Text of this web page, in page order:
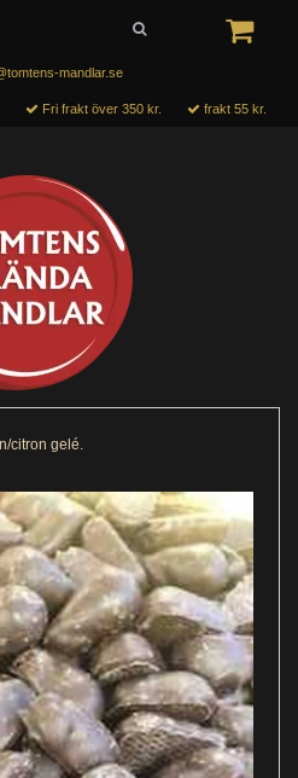
mandlar.se
Fri frakt över 350 kr. frakt 55 kr.
citron gelé.